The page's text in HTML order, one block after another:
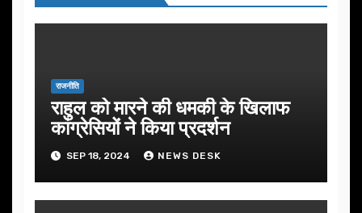
राजनीति
राहुल को मारने की धमकी के खिलाफ
कांग्रेसियों ने किया प्रदर्शन
SEP 18, 2024 NEWS DESK